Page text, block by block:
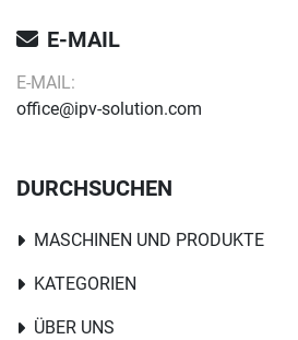
E-MAIL
E-MAIL:
office@ipv-solution.com
DURCHSUCHEN
MASCHINEN UND PRODUKTE
KATEGORIEN
ÜBER UNS